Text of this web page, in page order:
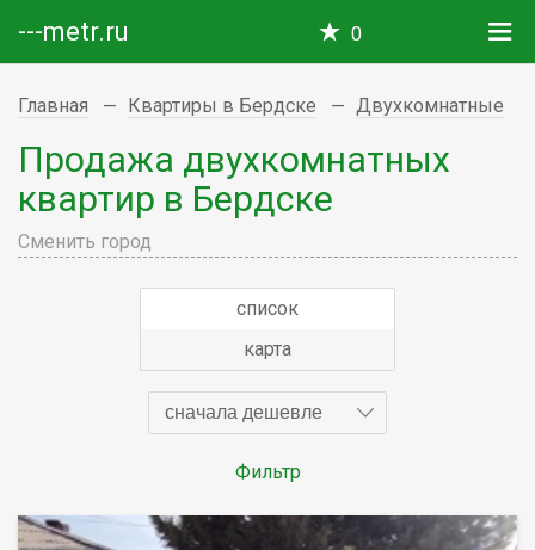
---metr.ru 0
Главная Квартиры в Бердске Двухкомнатные
Продажа двухкомнатных
квартир в Бердске
Сменить город
список
карта
сначала дешевле
Фильтр